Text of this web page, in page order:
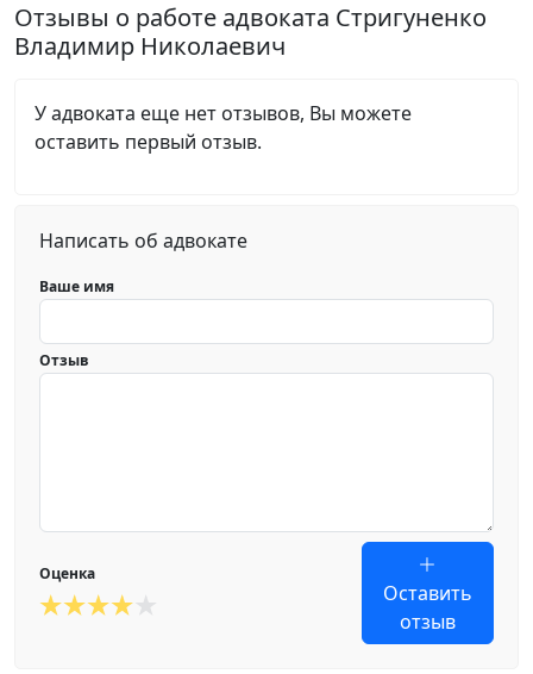
Отзывы о работе адвоката Стригуненко
Владимир Николаевич
У адвоката еще нет отзывов, Вы можете
оставить первый отзыв.
Написать об адвокате
Ваше имя
Отзыв
Оценка
Оставить
отзыв